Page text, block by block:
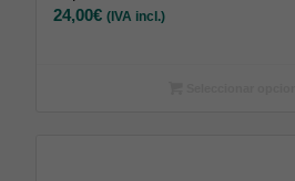
24,00€ (IVA incl.)